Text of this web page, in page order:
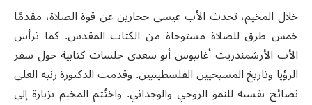
خلال المخيم، تحدث الأب عيسى حجازين عن قوة الصلاة، مقدمًا
خمس طرق للصلاة مستوحاة من الكتاب المقدس.كما ترأس
الأب الأرشمندريت أغابيوس أبو سعدى جلسات كتابية حول سفر
الرؤيا وتاريخ المسيحيين الفلسطينيين. وقدمت الدكتورة رنيه العلي
نصائح نفسية للنمو الروحي والوجداني. واختُتم المخيم بزيارة إلى